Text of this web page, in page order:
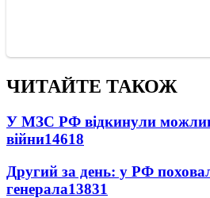
ЧИТАЙТЕ ТАКОЖ
У МЗС РФ відкинули
війни14618
Другий за день: у РФ
генерала13831